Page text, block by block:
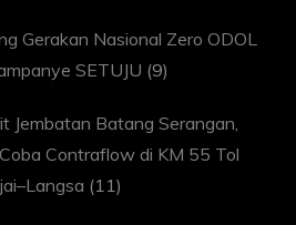
Gerakan Nasional Zero ODOL
SETUJU (9)
Jembatan Batang Serangan,
Contraflow di KM 55 Tol
(11)